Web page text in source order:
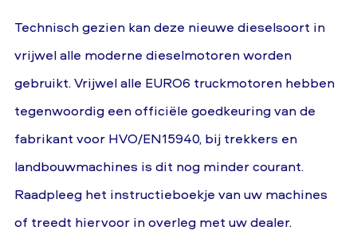
Technisch gezien kan deze nieuwe dieselsoort in
vrijwel alle moderne dieselmotoren worden
gebruikt. Vrijwel alle EURO6 truckmotoren hebben
tegenwoordig een officiële goedkeuring van de
fabrikant voor HVO/EN15940, bij trekkers en
landbouwmachines is dit nog minder courant.
Raadpleeg het instructieboekje van uw machines
of treedt hiervoor in overleg met uw dealer.